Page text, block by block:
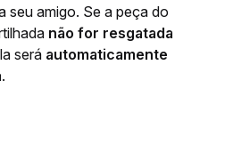
seu amigo. Se a peça do
não for resgatada
será automaticamente
.